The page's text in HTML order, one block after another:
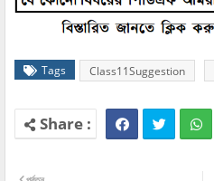
Tags Class11Suggestion